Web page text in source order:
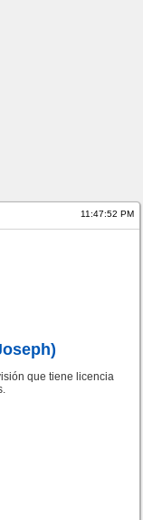
11:47:52 PM
que tiene licencia